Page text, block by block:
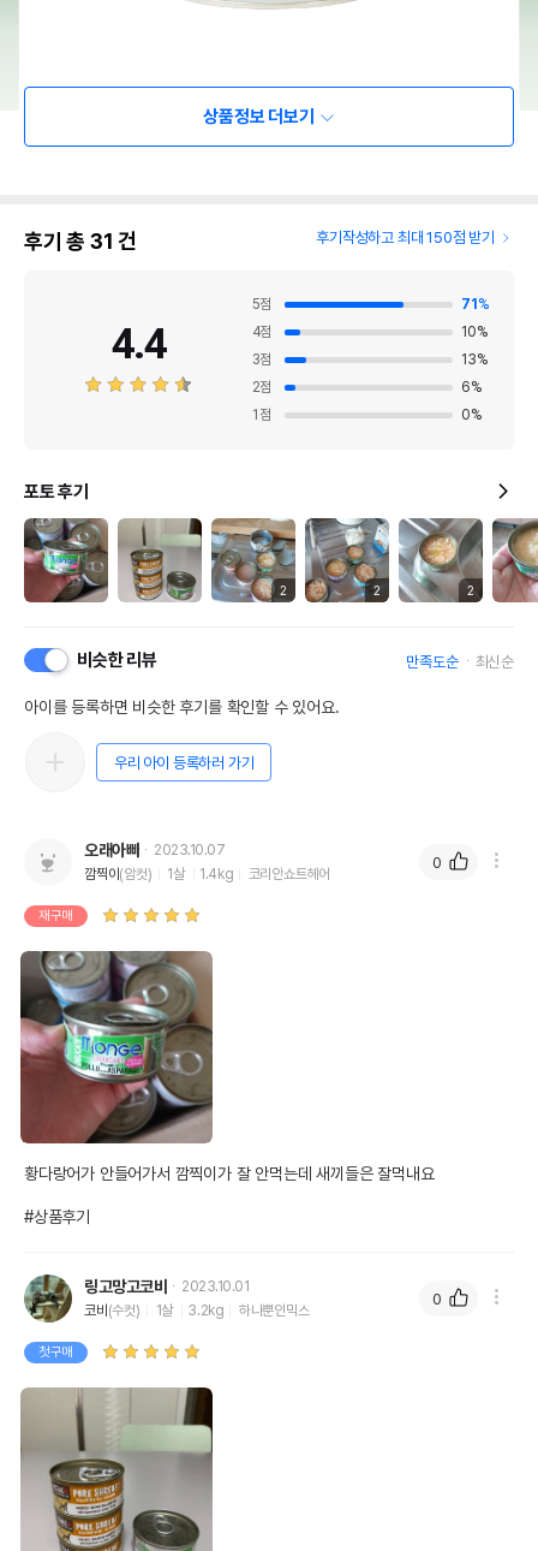
상품정보 더보기
후기 총 31 건 후기작성하고 최대 150점 받기
4.4
5점 71 %
4점 10%
3점 13%
2점 6%
1 점 0%
포토 후기
2 2 2
비슷한 리뷰 만족도순 최신순
아이를 등록하면 비슷한 후기를 확인할 수 있어요.
우리 아이 등록하러 가기
오래아빠
2023.10.07
깜찍이 (암컷) 1살 1.4kg 코리안쇼트헤어
재구매
황다랑어가 안들어가서 깜찍이가 잘 안먹는데 새끼들은 잘먹내요
#상품후기
0
링고망고코비
2023.10.01
코비 (수컷) 1살 3.2kg 하나뿐인믹스
첫구매
0